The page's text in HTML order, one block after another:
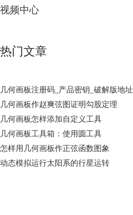
视频中心
热门文章
几何画板注册码_产品密钥_破解版地址
几何画板作赵爽弦图证明勾股定理
几何画板怎样添加自定义工具
几何画板工具箱：使用圆工具
怎样用几何画板作正弦函数图象
动态模拟运行太阳系的行星运转